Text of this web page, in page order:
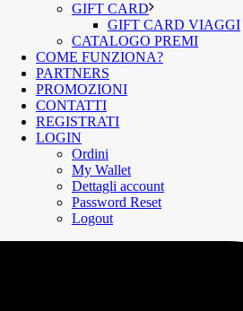
GIFT CARD
GIFT CARD VIAGGI
CATALOGO PREMI
COME FUNZIONA?
PARTNERS
PROMOZIONI
CONTATTI
REGISTRATI
LOGIN
Ordini
My Wallet
Dettagli account
Password Reset
Logout